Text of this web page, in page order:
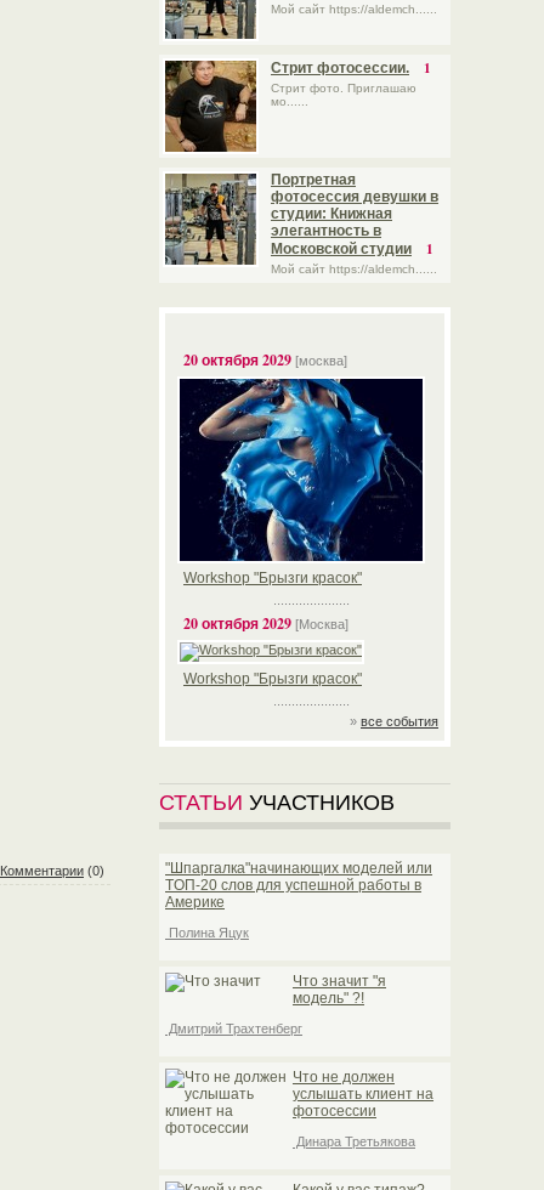
Комментарии (0)
Мой сайт https://aldemch......
Стрит фотосессии. 1
Стрит фото. Приглашаю
мо......
Портретная
фотосессия девушки в
студии: Книжная
элегантность в
Московской студии
1
Мой сайт https://aldemch......
20 октября 2029 [москва]
Workshop "Брызги красок"
20 октября 2029 [Москва]
Workshop "Брызги красок"
» все события
СТАТЬИ УЧАСТНИКОВ
"Шпаргалка"начинающих моделей или
TOП-20 слов для успешной работы в
Америке
Полина Яцук
Что значит "я
модель" ?!
Дмитрий Трахтенберг
Что не должен
услышать клиент на
фотосессии
Динара Третьякова